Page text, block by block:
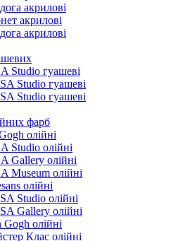
акрилові
акрилові
акрилові
Studio гуашеві
Studio гуашеві
Studio гуашеві
фарб
олійні
Studio олійні
Gallery олійні
Museum олійні
олійні
Studio олійні
Gallery олійні
олійні
Клас олійні